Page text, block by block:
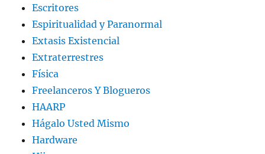
Escritores
Espiritualidad y Paranormal
Extasis Existencial
Extraterrestres
Física
Freelanceros Y Blogueros
HAARP
Hágalo Usted Mismo
Hardware